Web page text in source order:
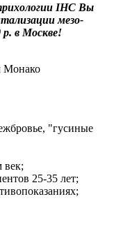
IHC Вы
мезо-
в Москве!
"гусиные
век;
25-35 лет;